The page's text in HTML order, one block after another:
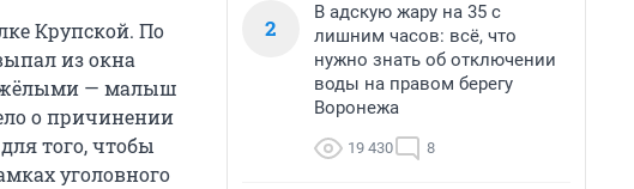
Крупской. По
из окна
— малыш
о причинении
того, чтобы
уголовного
2
В адскую жару на 35 с
лишним часов: всё, что
нужно знать об отключении
воды на правом берегу
Воронежа
19 430 8